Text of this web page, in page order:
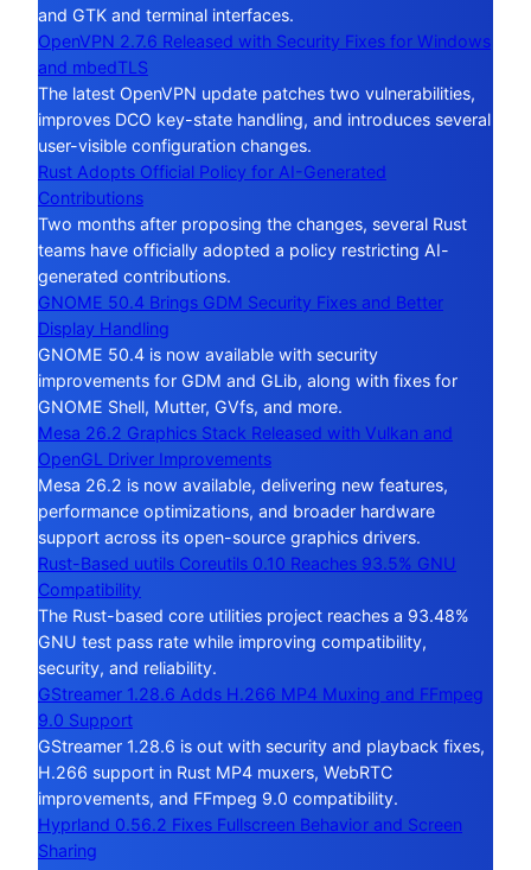
and GTK and terminal interfaces.
OpenVPN 2.7.6 Released with Security Fixes for Windows
and mbedTLS
The latest OpenVPN update patches two vulnerabilities,
improves DCO key-state handling, and introduces several
user-visible configuration changes.
Rust Adopts Official Policy for AI-Generated
Contributions
Two months after proposing the changes, several Rust
teams have officially adopted a policy restricting AI-
generated contributions.
GNOME 50.4 Brings GDM Security Fixes and Better
Display Handling
GNOME 50.4 is now available with security
improvements for GDM and GLib, along with fixes for
GNOME Shell, Mutter, GVfs, and more.
Mesa 26.2 Graphics Stack Released with Vulkan and
OpenGL Driver Improvements
Mesa 26.2 is now available, delivering new features,
performance optimizations, and broader hardware
support across its open-source graphics drivers.
Rust-Based uutils Coreutils 0.10 Reaches 93.5% GNU
Compatibility
The Rust-based core utilities project reaches a 93.48%
GNU test pass rate while improving compatibility,
security, and reliability.
GStreamer 1.28.6 Adds H.266 MP4 Muxing and FFmpeg
9.0 Support
GStreamer 1.28.6 is out with security and playback fixes,
H.266 support in Rust MP4 muxers, WebRTC
improvements, and FFmpeg 9.0 compatibility.
Hyprland 0.56.2 Fixes Fullscreen Behavior and Screen
Sharing